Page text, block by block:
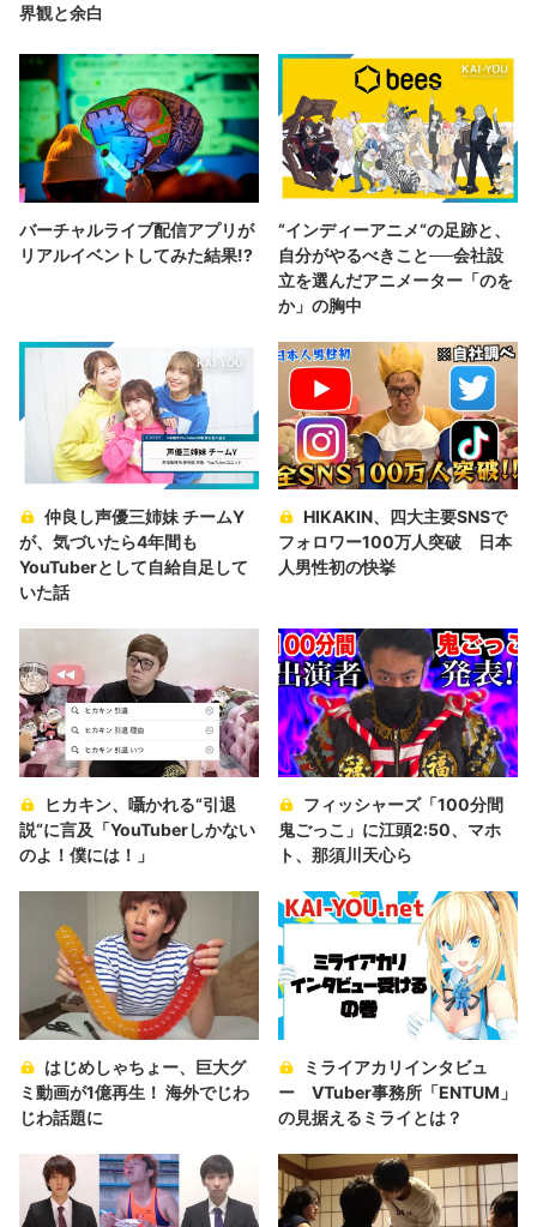
界観と余白
バーチャルライブ配信アプリが
リアルイベントしてみた結果!?
“インディーアニメ“の足跡と、
自分がやるべきこと──会社設
立を選んだアニメーター「のを
か」の胸中
仲良し声優三姉妹 チームY
が、気づいたら4年間も
YouTuberとして自給自足して
いた話
HIKAKIN、四大主要SNSで
フォロワー100万人突破 日本
人男性初の快挙
ヒカキン、囁かれる“引退
説“に言及「YouTuberしかない
のよ！僕には！」
フィッシャーズ「100分間
鬼ごっこ」に江頭2:50、マホ
ト、那須川天心ら
はじめしゃちょー、巨大グ
ミ動画が1億再生！ 海外でじわ
じわ話題に
ミライアカリインタビュ
ー VTuber事務所「ENTUM」
の見据えるミライとは？